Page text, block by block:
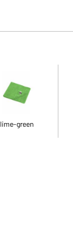
lime-green